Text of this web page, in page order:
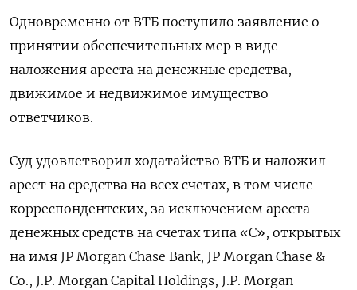
Одновременно от ВТБ поступило заявление о
принятии обеспечительных мер в виде
наложения ареста на денежные средства,
движимое и недвижимое имущество
ответчиков.
Суд удовлетворил ходатайство ВТБ и наложил
арест на средства на всех счетах, в том числе
корреспондентских, за исключением ареста
денежных средств на счетах типа «С», открытых
на имя JP Morgan Chase Bank, JP Morgan Chase &
Со., J.P. Morgan Capital Holdings, J.P. Morgan